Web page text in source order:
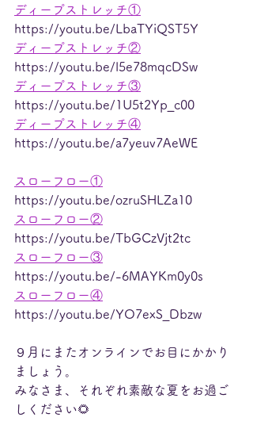
ディープストレッチ①
https://youtu.be/LbaTYiQST5Y
ディープストレッチ②
https://youtu.be/l5e78mqcDSw
ディープストレッチ③
https://youtu.be/1U5t2Yp_c00
ディープストレッチ④
https://youtu.be/a7yeuv7AeWE
スローフロー①
https://youtu.be/ozruSHLZa10
スローフロー②
https://youtu.be/TbGCzVjt2tc
スローフロー③
https://youtu.be/-6MAYKm0y0s
スローフロー④
https://youtu.be/YO7exS_Dbzw
９月にまたオンラインでお目にかかり
ましょう。
みなさま、それぞれ素敵な夏をお過ご
しください🌻